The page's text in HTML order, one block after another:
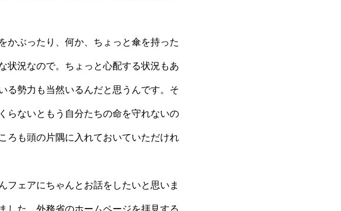
かぶったり、何か、ちょっと傘を持った
状況なので。ちょっと心配する状況もあ
る勢力も当然いるんだと思うんです。そ
らないともう自分たちの命を守れないの
ろも頭の片隅に入れておいていただけれ
フェアにちゃんとお話をしたいと思いま
した。外務省のホームページを拝見する